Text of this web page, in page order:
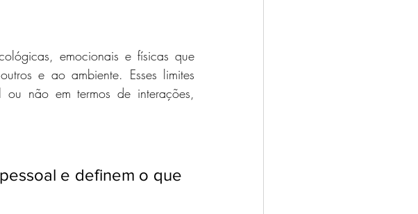
emocionais e físicas que
e ao ambiente. Esses limites
não em termos de interações,
e definem o que